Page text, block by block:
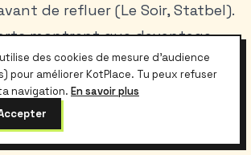
de refluer (Le Soir, Statbel).
montrent que davantage
les épiceries
d’aide sociale, un
de tensions sur le panier
des cookies de mesure d'audience
pour améliorer KotPlace. Tu peux refuser
navigation. En savoir plus